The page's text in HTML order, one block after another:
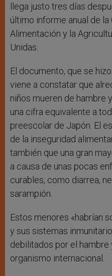
llega justo tres días
último informe anual de la
Alimentación y la
Unidas.
El documento, que se
viene a constatar que
niños mueren de hambre
una cifra equivalente a
preescolar de Japón. El
de la inseguridad
también que una gran
a causa de unas pocas
curables, como diarrea,
sarampión.
Estos menores «habrían
y sus sistemas
debilitados por el hambre
organismo internacional.